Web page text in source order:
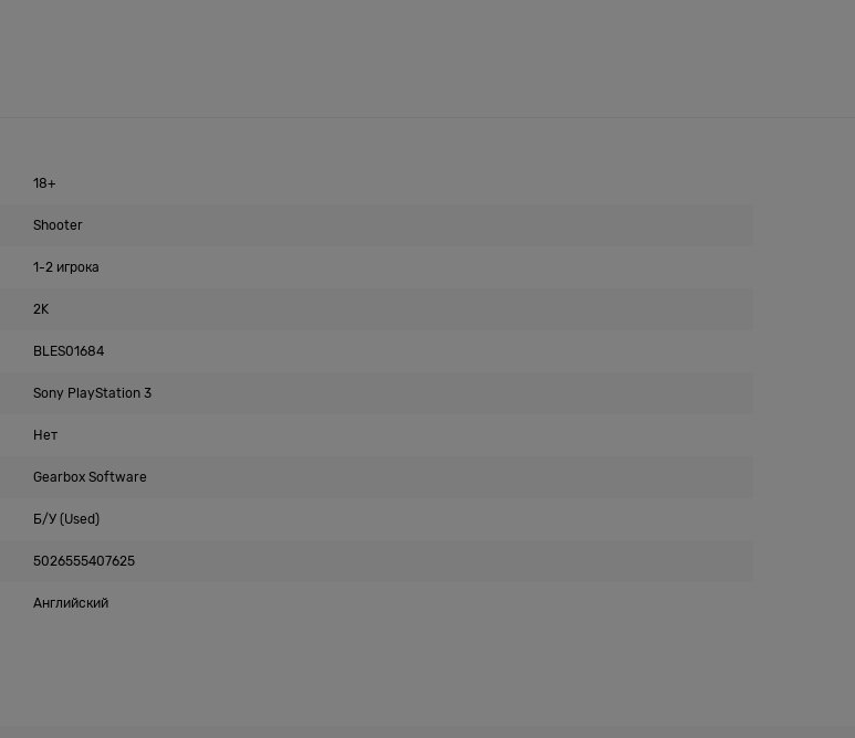
18+
Shooter
1-2 игрока
2K
BLES01684
Sony PlayStation 3
Нет
Gearbox Software
Б/У (Used)
5026555407625
Английский